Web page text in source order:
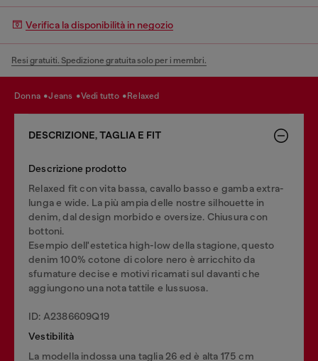
Verifica la disponibilità in negozio
Resi gratuiti. Spedizione gratuita solo per i membri.
donna jeans vedi tutto relaxed
DESCRIZIONE, TAGLIA E FIT
Descrizione prodotto
Relaxed fit con vita bassa, cavallo basso e gamba extra-
lunga e wide. La più ampia delle nostre silhouette in
denim, dal design morbido e oversize. Chiusura con
bottoni.
Esempio dell'estetica high-low della stagione, questo
denim 100% cotone di colore nero è arricchito da
sfumature decise e motivi ricamati sul davanti che
aggiungono una nota tattile e lussuosa.
ID: A2386609Q19
Vestibilità
La modella indossa una taglia 26 ed è alta 175 cm